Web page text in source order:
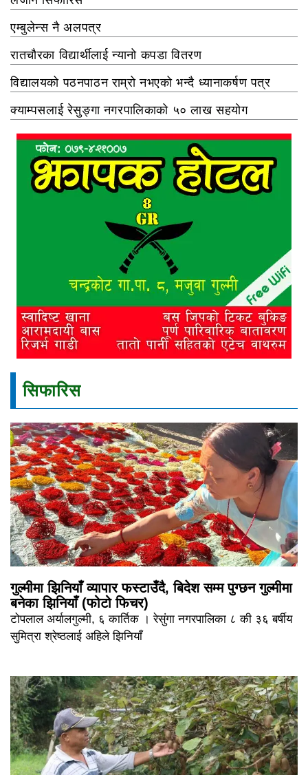
एम्बुलेन्स नै अलपत्र
रातचौरका विद्यार्थीलाई न्यानो कपडा वितरण
विद्यालयको पठनपाठन राम्रो नभएको भन्दै ध्यानाकर्षण पत्र
क्याम्पसलाई रेसुङ्गा नगरपालिकाको ५० लाख सहयोग
सिफारिस
गुल्मीमा झिनियाँ व्यापार फस्टाउँदै, बिदेश सम्म पुग्छन गुल्मीमा
बनेका झिनियाँ (फोटो फिचर)
टोपलाल अर्यालगुल्मी, ६ कार्तिक । रेसुंगा नगरपालिका ८ की ३६ बर्षीय
सुमित्रा श्रेष्ठलाई अहिले झिनियाँ